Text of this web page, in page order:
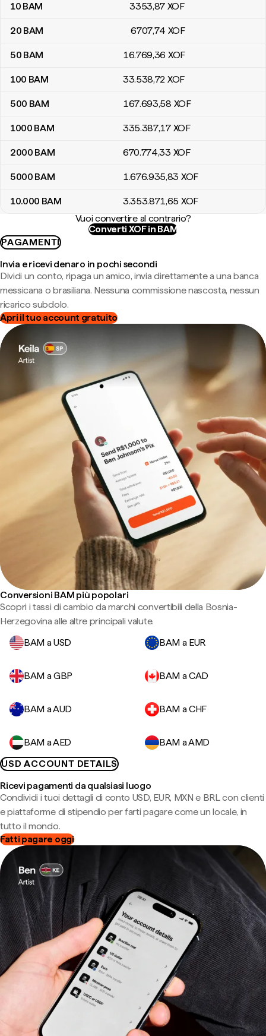
10 BAM 3353,87 XOF
20 BAM 6707,74 XOF
50 BAM 16.769,36 XOF
100 BAM 33.538,72 XOF
500 BAM 167.693,58 XOF
1000 BAM 335.387,17 XOF
2000 BAM 670.774,33 XOF
5000 BAM 1.676.935,83 XOF
10.000 BAM 3.353.871,65 XOF
Vuoi convertire al contrario?
Converti XOF in BAM
PAGAMENTI
Invia e ricevi denaro in pochi secondi
Dividi un conto, ripaga un amico, invia direttamente a una banca
messicana o brasiliana. Nessuna commissione nascosta, nessun
ricarico subdolo.
Apri il tuo account gratuito
Conversioni BAM più popolari
Scopri i tassi di cambio da marchi convertibili della Bosnia-
Herzegovina alle altre principali valute.
BAM a USD
BAM a EUR
BAM a GBP BAM a CAD
BAM a AUD BAM a CHF
BAM a AED
BAM a AMD
USD ACCOUNT DETAILS
Ricevi pagamenti da qualsiasi luogo
Condividi i tuoi dettagli di conto USD, EUR, MXN e BRL con clienti
e piattaforme di stipendio per farti pagare come un locale, in
tutto il mondo.
Fatti pagare oggi